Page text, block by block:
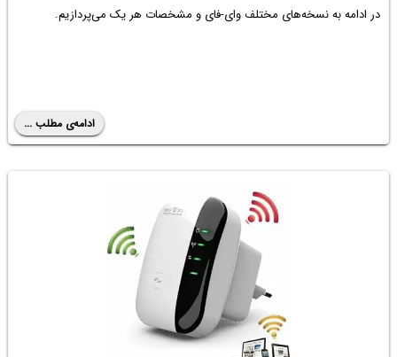
در ادامه به نسخه‌های مختلف وای-فای و مشخصات هر یک می‌پردازیم.
ادامه‌ی مطلب ...